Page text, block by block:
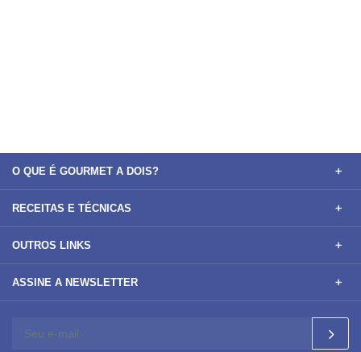
O QUE É GOURMET A DOIS?
RECEITAS E TÉCNICAS
OUTROS LINKS
ASSINE A NEWSLETTER